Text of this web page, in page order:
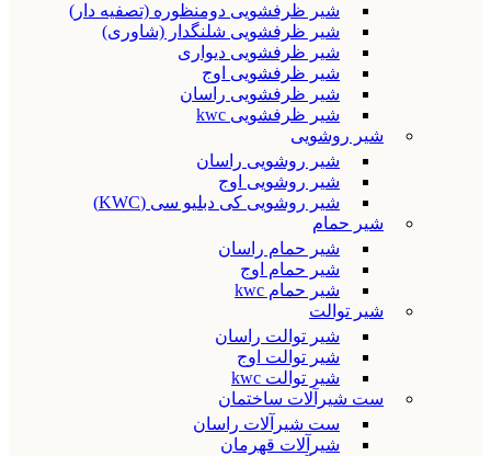
شیر ظرفشویی دومنظوره (تصفیه دار)
شیر ظرفشویی شلنگدار (شاوری)
شیر ظرفشویی دیواری
شیر ظرفشویی اوج
شیر ظرفشویی راسان
شیر ظرفشویی kwc
شیر روشویی
شیر روشویی راسان
شیر روشویی اوج
شیر روشویی کی دبلیو سی (KWC)
شیر حمام
شیر حمام راسان
شیر حمام اوج
شیر حمام kwc
شیر توالت
شیر توالت راسان
شیر توالت اوج
شیر توالت kwc
ست شیرآلات ساختمان
ست شیرآلات راسان
شیرآلات قهرمان